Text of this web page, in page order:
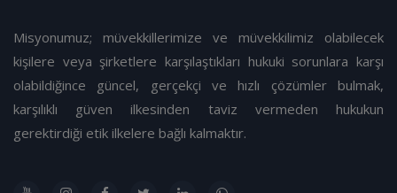
Misyonumuz; müvekkillerimize ve müvekkilimiz olabilecek
kişilere veya şirketlere karşılaştıkları hukuki sorunlara karşı
olabildiğince güncel, gerçekçi ve hızlı çözümler bulmak,
karşılıklı güven ilkesinden taviz vermeden hukukun
gerektirdiği etik ilkelere bağlı kalmaktır.